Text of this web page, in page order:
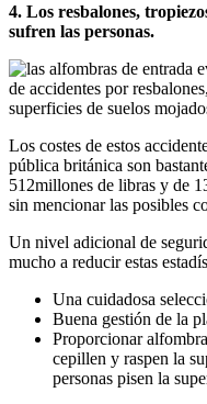
4. Los resbalones,
sufren las personas.
de accidentes por
superficies de suelos
Los costes de estos
pública británica son
512millones de libras y de
sin mencionar las posibles
Un nivel adicional de
mucho a reducir estas
Una cuidadosa
Buena gestión de la
Proporcionar
cepillen y raspen la
personas pisen la